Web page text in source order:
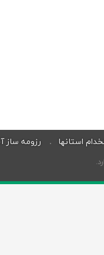
استانها رزومه ساز